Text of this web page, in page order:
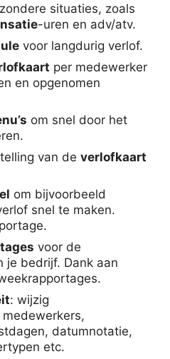
situaties, zoals
-uren en adv/atv.
voor langdurig verlof.
per medewerker
en opgenomen
om snel door het
van de verlofkaart
om bijvoorbeeld
snel te maken.
voor de
je bedrijf. Dank aan
: wijzig
datumnotatie,
etc.